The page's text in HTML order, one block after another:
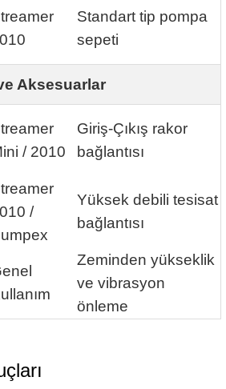
Standart tip pompa
sepeti
Aksesuarlar
/ 2010
Giriş-Çıkış rakor
bağlantısı
/
Yüksek debili tesisat
bağlantısı
Zeminden yükseklik
ve vibrasyon
önleme